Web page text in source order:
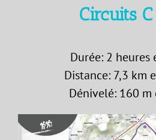
Circuits
Durée: 2 heures
Distance: 7,3 km
Dénivelé: 160 m